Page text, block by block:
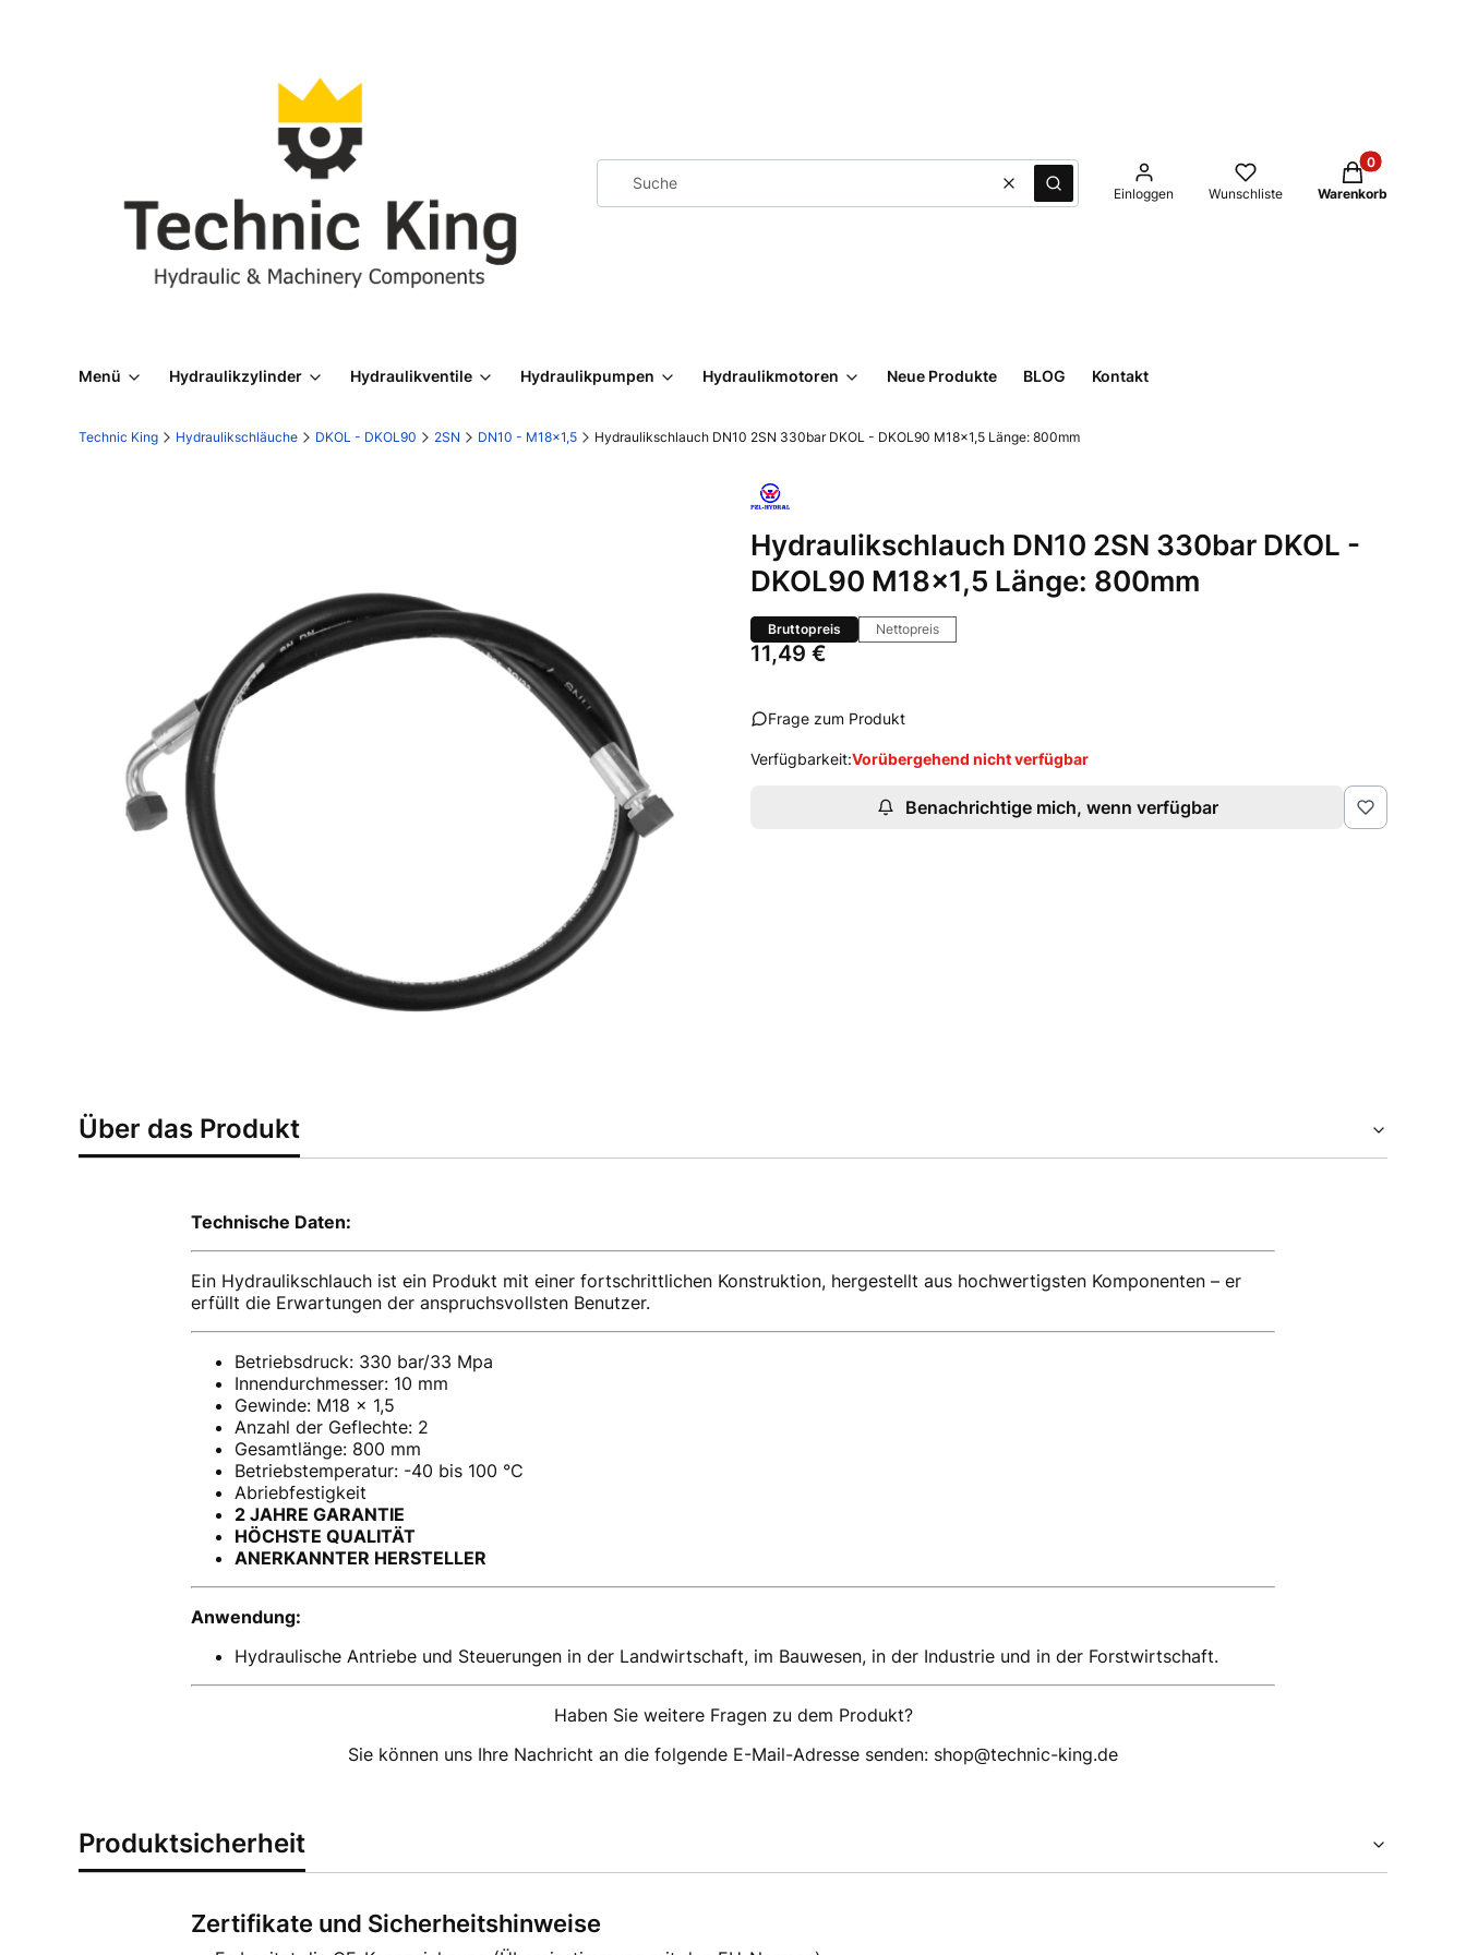
LöschenSuche Einloggen Wunschliste
Produkte im
Warenkorb
Menü Hydraulikzylinder Hydraulikventile Hydraulikpumpen Hydraulikmotoren Neue Produkte BLOG Kontakt
Technic King Hydraulikschläuche DKOL - DKOL90 2SN DN10 - M18x1,5 Hydraulikschlauch DN10 2SN 330bar DKOL - DKOL90 M18x1,5 Länge: 800mm
Hydraulikschlauch DN10 2SN 330bar DKOL -
DKOL90 M18x1,5 Länge: 800mm
Bruttopreis Nettopreis
Preis
11,49 €
Frage zum Produkt
Verfügbarkeit:Vorübergehend nicht verfügbar
Benachrichtige mich, wenn verfügbar
Über das Produkt
Technische Daten:
Ein Hydraulikschlauch ist ein Produkt mit einer fortschrittlichen Konstruktion, hergestellt aus hochwertigsten Komponenten – er
erfüllt die Erwartungen der anspruchsvollsten Benutzer.
Betriebsdruck: 330 bar/33 Mpa
Innendurchmesser: 10 mm
Gewinde: M18 x 1,5
Anzahl der Geflechte: 2
Gesamtlänge: 800 mm
Betriebstemperatur: -40 bis 100 °C
Abriebfestigkeit
2 JAHRE GARANTIE
HÖCHSTE QUALITÄT
ANERKANNTER HERSTELLER
Anwendung:
Hydraulische Antriebe und Steuerungen in der Landwirtschaft, im Bauwesen, in der Industrie und in der Forstwirtschaft.
Haben Sie weitere Fragen zu dem Produkt?
Sie können uns Ihre Nachricht an die folgende E-Mail-Adresse senden: shop@technic-king.de
Produktsicherheit
Zertifikate und Sicherheitshinweise